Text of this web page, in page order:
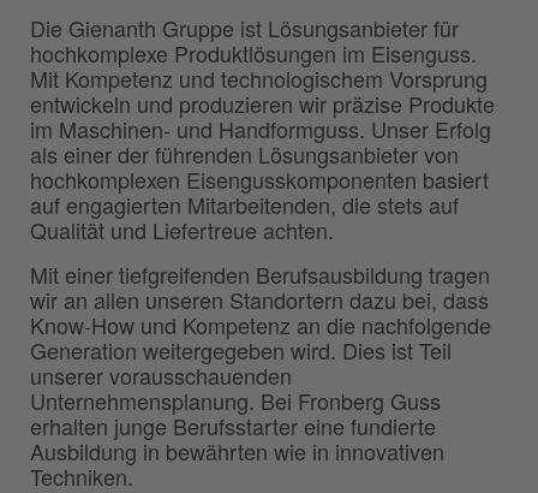
Die Gienanth Gruppe ist Lösungsanbieter für
hochkomplexe Produktlösungen im Eisenguss.
Mit Kompetenz und technologischem Vorsprung
entwickeln und produzieren wir präzise Produkte
im Maschinen- und Handformguss. Unser Erfolg
als einer der führenden Lösungsanbieter von
hochkomplexen Eisengusskomponenten basiert
auf engagierten Mitarbeitenden, die stets auf
Qualität und Liefertreue achten.
Mit einer tiefgreifenden Berufsausbildung tragen
wir an allen unseren Standortern dazu bei, dass
Know-How und Kompetenz an die nachfolgende
Generation weitergegeben wird. Dies ist Teil
unserer vorausschauenden
Unternehmensplanung. Bei Fronberg Guss
erhalten junge Berufsstarter eine fundierte
Ausbildung in bewährten wie in innovativen
Techniken.